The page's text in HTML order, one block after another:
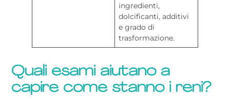
ingredienti,
dolcificanti, additivi
e grado di
trasformazione.
Quali esami aiutano a
capire come stanno i reni?